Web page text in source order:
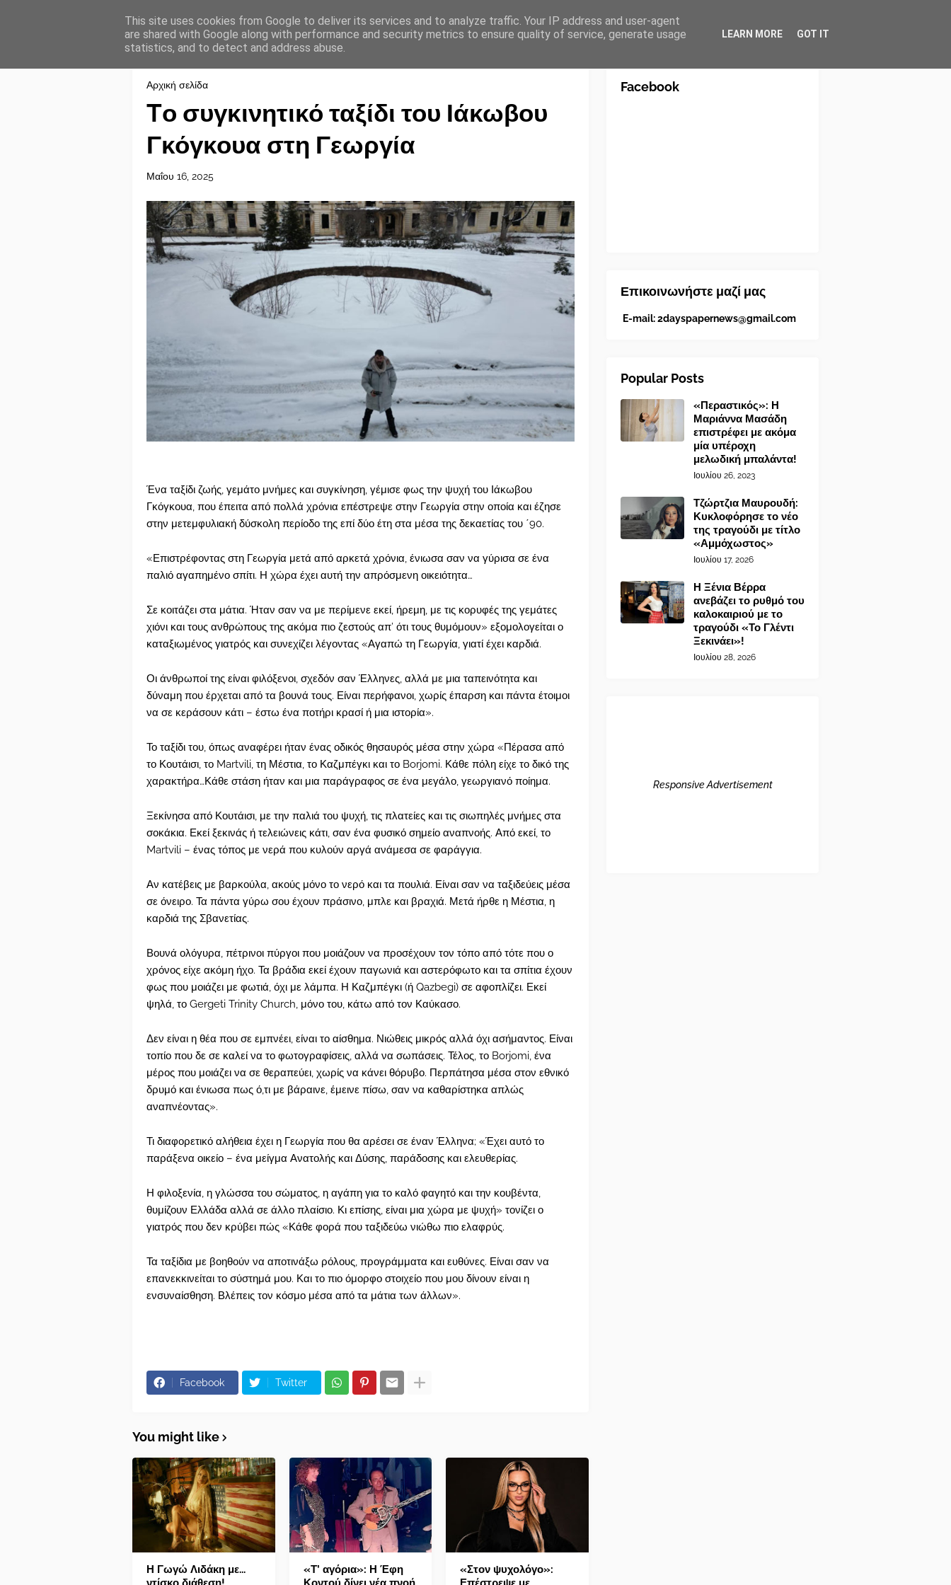
Αρχική σελίδα
Tο συγκινητικό ταξίδι του Ιάκωβου
Γκόγκουα στη Γεωργία
Μαΐου 16, 2025
Ένα ταξίδι ζωής, γεμάτο μνήμες και συγκίνηση, γέμισε φως την ψυχή του Ιάκωβου
Γκόγκουα, που έπειτα από πολλά χρόνια επέστρεψε στην Γεωργία στην οποία και έζησε
στην μετεμφυλιακή δύσκολη περίοδο της επί δύο έτη στα μέσα της δεκαετίας του ΄90.
«Επιστρέφοντας στη Γεωργία μετά από αρκετά χρόνια, ένιωσα σαν να γύρισα σε ένα
παλιό αγαπημένο σπίτι. Η χώρα έχει αυτή την απρόσμενη οικειότητα…
Σε κοιτάζει στα μάτια. Ήταν σαν να με περίμενε εκεί, ήρεμη, με τις κορυφές της γεμάτες
χιόνι και τους ανθρώπους της ακόμα πιο ζεστούς απ’ ότι τους θυμόμουν» εξομολογείται ο
καταξιωμένος γιατρός και συνεχίζει λέγοντας «Αγαπώ τη Γεωργία, γιατί έχει καρδιά.
Οι άνθρωποί της είναι φιλόξενοι, σχεδόν σαν Έλληνες, αλλά με μια ταπεινότητα και
δύναμη που έρχεται από τα βουνά τους. Είναι περήφανοι, χωρίς έπαρση και πάντα έτοιμοι
να σε κεράσουν κάτι – έστω ένα ποτήρι κρασί ή μια ιστορία».
Το ταξίδι του, όπως αναφέρει ήταν ένας οδικός θησαυρός μέσα στην χώρα «Πέρασα από
το Κουτάισι, το Martvili, τη Μέστια, το Καζμπέγκι και το Borjomi. Κάθε πόλη είχε το δικό της
χαρακτήρα…Κάθε στάση ήταν και μια παράγραφος σε ένα μεγάλο, γεωργιανό ποίημα.
Ξεκίνησα από Κουτάισι, με την παλιά του ψυχή, τις πλατείες και τις σιωπηλές μνήμες στα
σοκάκια. Εκεί ξεκινάς ή τελειώνεις κάτι, σαν ένα φυσικό σημείο αναπνοής. Από εκεί, το
Martvili – ένας τόπος με νερά που κυλούν αργά ανάμεσα σε φαράγγια.
Αν κατέβεις με βαρκούλα, ακούς μόνο το νερό και τα πουλιά. Είναι σαν να ταξιδεύεις μέσα
σε όνειρο. Τα πάντα γύρω σου έχουν πράσινο, μπλε και βραχιά. Μετά ήρθε η Μέστια, η
καρδιά της Σβανετίας.
Βουνά ολόγυρα, πέτρινοι πύργοι που μοιάζουν να προσέχουν τον τόπο από τότε που ο
χρόνος είχε ακόμη ήχο. Τα βράδια εκεί έχουν παγωνιά και αστερόφωτο και τα σπίτια έχουν
φως που μοιάζει με φωτιά, όχι με λάμπα. Η Καζμπέγκι (ή Qazbegi) σε αφοπλίζει. Εκεί
ψηλά, το Gergeti Trinity Church, μόνο του, κάτω από τον Καύκασο.
Δεν είναι η θέα που σε εμπνέει, είναι το αίσθημα. Νιώθεις μικρός αλλά όχι ασήμαντος. Είναι
τοπίο που δε σε καλεί να το φωτογραφίσεις, αλλά να σωπάσεις. Τέλος, το Borjomi, ένα
μέρος που μοιάζει να σε θεραπεύει, χωρίς να κάνει θόρυβο. Περπάτησα μέσα στον εθνικό
δρυμό και ένιωσα πως ό,τι με βάραινε, έμεινε πίσω, σαν να καθαρίστηκα απλώς
αναπνέοντας».
Τι διαφορετικό αλήθεια έχει η Γεωργία που θα αρέσει σε έναν Έλληνα; «Έχει αυτό το
παράξενα οικείο – ένα μείγμα Ανατολής και Δύσης, παράδοσης και ελευθερίας.
Η φιλοξενία, η γλώσσα του σώματος, η αγάπη για το καλό φαγητό και την κουβέντα,
θυμίζουν Ελλάδα αλλά σε άλλο πλαίσιο. Κι επίσης, είναι μια χώρα με ψυχή» τονίζει ο
γιατρός που δεν κρύβει πώς «Κάθε φορά που ταξιδεύω νιώθω πιο ελαφρύς.
Τα ταξίδια με βοηθούν να αποτινάξω ρόλους, προγράμματα και ευθύνες. Είναι σαν να
επανεκκινείται το σύστημά μου. Και το πιο όμορφο στοιχείο που μου δίνουν είναι η
ενσυναίσθηση. Βλέπεις τον κόσμο μέσα από τα μάτια των άλλων».
Facebook Twitter
You might like
Η Γωγώ Λιδάκη με...
«Τ’ αγόρια»: Η Έφη
«Στον ψυχολόγο»:
Facebook
Επικοινωνήστε μαζί μας
E-mail:2dayspapernews@gmail.com
Popular Posts
«Περαστικός»: Η
Μαριάννα Μασάδη
επιστρέφει με ακόμα
μία υπέροχη
μελωδική μπαλάντα!
Ιουλίου 26, 2023
Τζώρτζια Μαυρουδή:
Κυκλοφόρησε το νέο
της τραγούδι με τίτλο
«Αμμόχωστος»
Ιουλίου 17, 2026
Η Ξένια Βέρρα
ανεβάζει το ρυθμό του
καλοκαιριού με το
τραγούδι «Το Γλέντι
Ξεκινάει»!
Ιουλίου 28, 2026
Responsive Advertisement
This site uses cookies from Google to deliver its services and to analyze traffic. Your IP address and user-agent
are shared with Google along with performance and security metrics to ensure quality of service, generate usage
statistics, and to detect and address abuse.
LEARN MORE GOT IT